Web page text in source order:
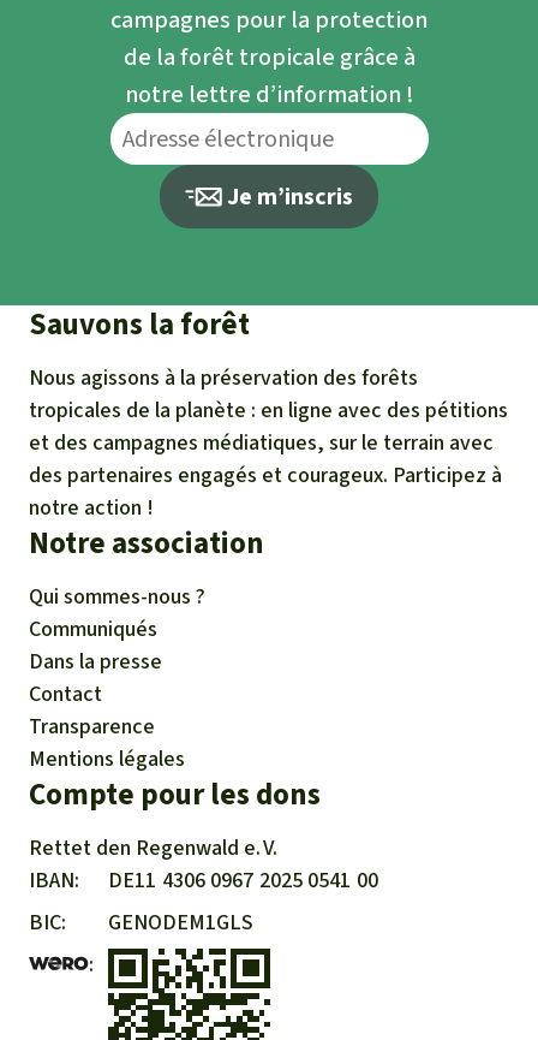
campagnes pour la protection
de la forêt tropicale grâce à
notre lettre d’information !
Je m’inscris
Sauvons la forêt
Nous agissons à la préservation des forêts
tropicales de la planète : en ligne avec des pétitions
et des campagnes médiatiques, sur le terrain avec
des partenaires engagés et courageux. Participez à
notre action !
Notre association
Qui sommes-nous ?
Communiqués
Dans la presse
Contact
Transparence
Mentions légales
Compte pour les dons
Rettet den Regenwald e. V.
IBAN
DE11 4306 0967 2025 0541 00
BIC
GENODEM1GLS